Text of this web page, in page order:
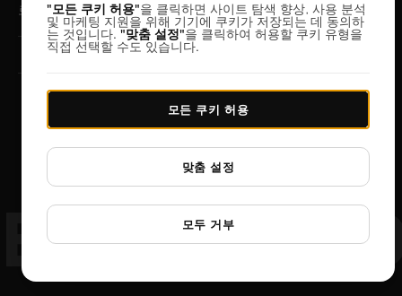
로그인
LoadFocus , FocusBox
이용약관개인 정보 보호 정책데이터 보호쿠키 설정
"모든 쿠키 허용"을 클릭하면 사이트 탐색 향상, 사용 분석
및 마케팅 지원을 위해 기기에 쿠키가 저장되는 데 동의하
는 것입니다. "맞춤 설정"을 클릭하여 허용할 쿠키 유형을
직접 선택할 수도 있습니다.
모두 거부
맞춤 설정
모든 쿠키 허용